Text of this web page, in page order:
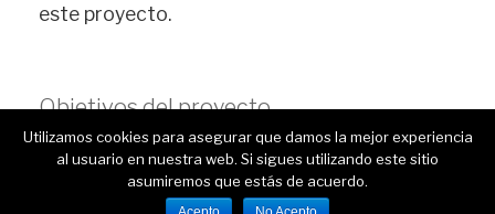
este proyecto.
Objetivos del proyecto
Utilizamos cookies para asegurar que damos la mejor experiencia
al usuario en nuestra web. Si sigues utilizando este sitio
asumiremos que estás de acuerdo.